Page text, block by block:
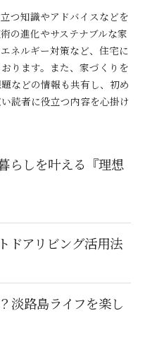
つ知識やアドバイスなどを
の進化やサステナブルな家
ネルギー対策など、住宅に
ります。また、家づくりを
などの情報も共有し、初め
読者に役立つ内容を心掛け
らしを叶える『理想
ドアリビング活用法
淡路島ライフを楽し